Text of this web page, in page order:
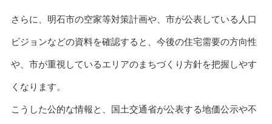
さらに、明石市の空家等対策計画や、市が公表している人口
ビジョンなどの資料を確認すると、今後の住宅需要の方向性
や、市が重視しているエリアのまちづくり方針を把握しやす
くなります。
こうした公的な情報と、国土交通省が公表する地価公示や不